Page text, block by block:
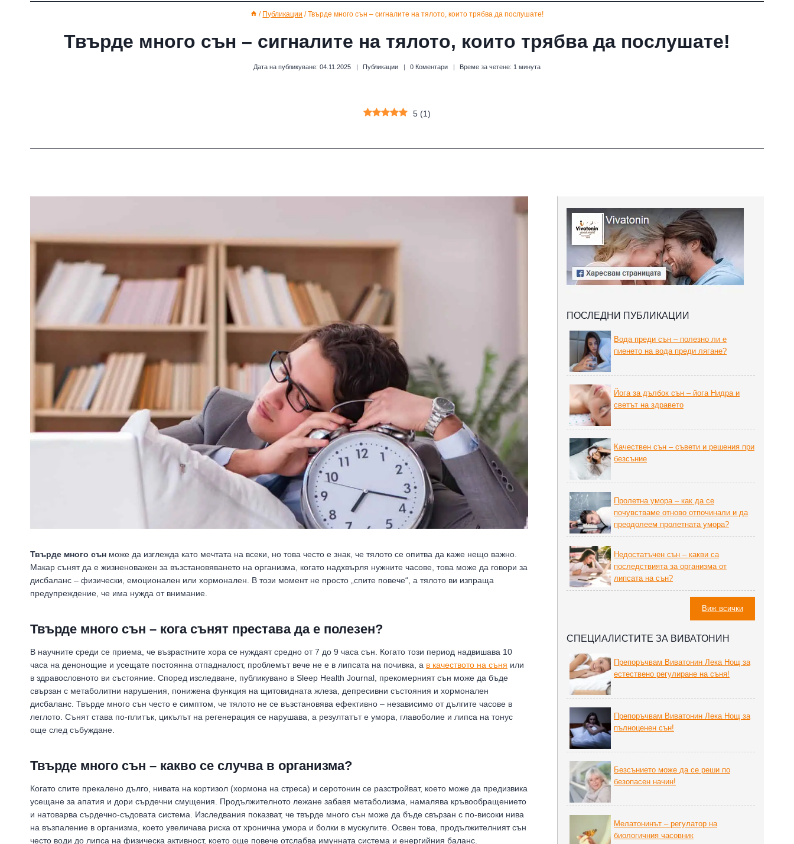
/ Публикации / Твърде много сън – сигналите на тялото, които трябва да послушате!
Твърде много сън – сигналите на тялото, които трябва да послушате!
Дата на публикуване: 04.11.2025 Публикации 0 Коментари Време за четене: 1минута
5 (1)
Твърде много сън може да изглежда като мечтата на всеки, но това често е знак, че тялото се опитва да каже нещо важно.
Макар сънят да е жизненоважен за възстановяването на организма, когато надхвърля нужните часове, това може да говори за
дисбаланс – физически, емоционален или хормонален. В този момент не просто „спите повече“, а тялото ви изпраща
предупреждение, че има нужда от внимание.
Твърде много сън – кога сънят престава да е полезен?
В научните среди се приема, че възрастните хора се нуждаят средно от 7 до 9 часа сън. Когато този период надвишава 10
часа на денонощие и усещате постоянна отпадналост, проблемът вече не е в липсата на почивка, а в качеството на съня или
в здравословното ви състояние. Според изследване, публикувано в Sleep Health Journal, прекомерният сън може да бъде
свързан с метаболитни нарушения, понижена функция на щитовидната жлеза, депресивни състояния и хормонален
дисбаланс. Твърде много сън често е симптом, че тялото не се възстановява ефективно – независимо от дългите часове в
леглото. Сънят става по-плитък, цикълът на регенерация се нарушава, а резултатът е умора, главоболие и липса на тонус
още след събуждане.
Твърде много сън – какво се случва в организма?
Когато спите прекалено дълго, нивата на кортизол (хормона на стреса) и серотонин се разстройват, което може да предизвика
усещане за апатия и дори сърдечни смущения. Продължителното лежане забавя метаболизма, намалява кръвообращението
и натоварва сърдечно-съдовата система. Изследвания показват, че твърде много сън може да бъде свързан с по-високи нива
на възпаление в организма, което увеличава риска от хронична умора и болки в мускулите. Освен това, продължителният сън
често води до липса на физическа активност, което още повече отслабва имунната система и енергийния баланс.
ПОСЛЕДНИ ПУБЛИКАЦИИ
Вода преди сън – полезно ли е
пиенето на вода преди лягане?
Йога за дълбок сън – йога Нидра и
светът на здравето
Качествен сън – съвети и решения при
безсъние
Пролетна умора – как да се
почувстваме отново отпочинали и да
преодолеем пролетната умора?
Недостатъчен сън – какви са
последствията за организма от
липсата на сън?
Виж всички
СПЕЦИАЛИСТИТЕ ЗА ВИВАТОНИН
Препоръчвам Виватонин Лека Нощ за
естествено регулиране на съня!
Препоръчвам Виватонин Лека Нощ за
пълноценен сън!
Безсънието може да се реши по
безопасен начин!
Мелатонинът – регулатор на
биoлoгичния часовник